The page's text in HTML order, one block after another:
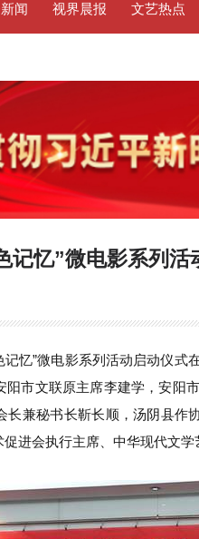
闻 视界晨报 文艺热点
记忆”微电影系列活
记忆”微电影系列活动启动仪
阳市文联原主席李建学，安阳
长兼秘书长靳长顺，汤阴县作
进会执行主席、中华现代文学